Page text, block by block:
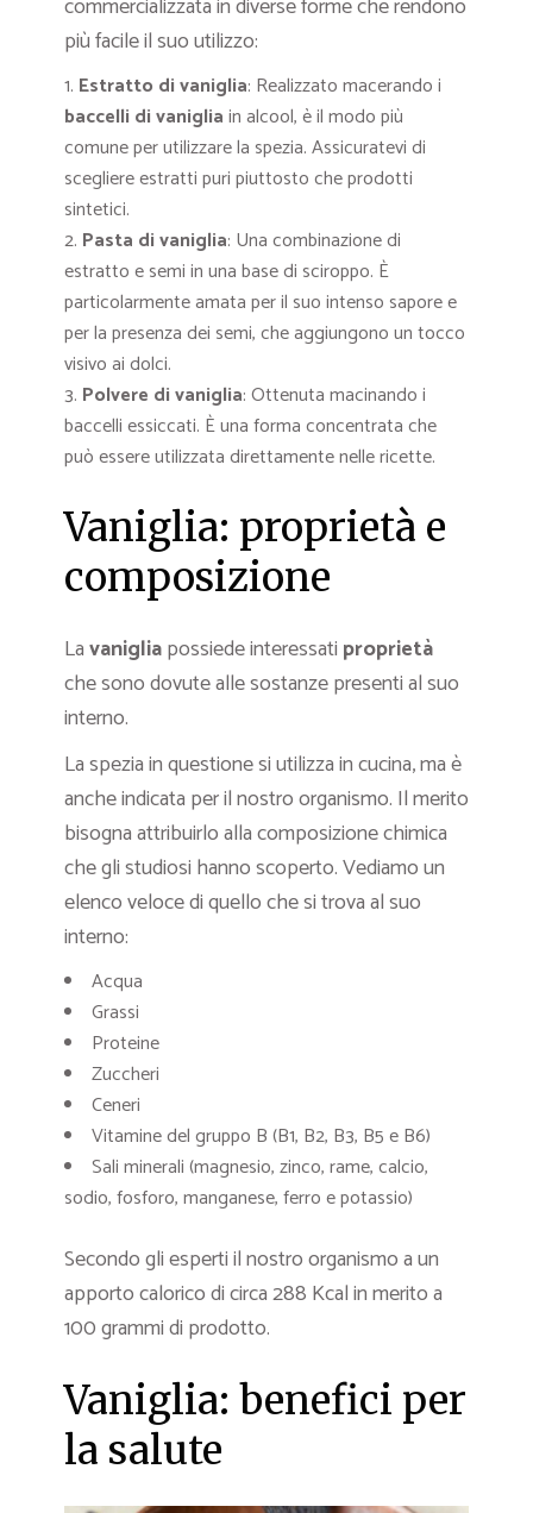
commercializzata in diverse forme che rendono
più facile il suo utilizzo:
Estratto di vaniglia: Realizzato macerando i
baccelli di vanigliain alcool, è il modo più
comune per utilizzare la spezia. Assicuratevi di
scegliere estratti puri piuttosto che prodotti
sintetici.
Pasta di vaniglia: Una combinazione di
estratto e semi in una base di sciroppo. È
particolarmente amata per il suo intenso sapore e
per la presenza dei semi, che aggiungono un tocco
visivo ai dolci.
Polvere di vaniglia: Ottenuta macinando i
baccelli essiccati. È una forma concentrata che
può essere utilizzata direttamente nelle ricette.
Vaniglia: proprietà e
composizione
Lavanigliapossiede interessati proprietà
che sono dovute alle sostanze presenti al suo
interno.
La spezia in questione si utilizza in cucina, ma è
anche indicata per il nostro organismo. Il merito
bisogna attribuirlo alla composizione chimica
che gli studiosi hanno scoperto. Vediamo un
elenco veloce di quello che si trova al suo
interno:
Acqua
Grassi
Proteine
Zuccheri
Ceneri
Vitamine del gruppo B (B1, B2, B3, B5 e B6)
Sali minerali (magnesio, zinco, rame, calcio,
sodio, fosforo, manganese, ferro e potassio)
Secondo gli esperti il nostro organismo a un
apporto calorico di circa 288 Kcal in merito a
100 grammi di prodotto.
Vaniglia: benefici per
la salute